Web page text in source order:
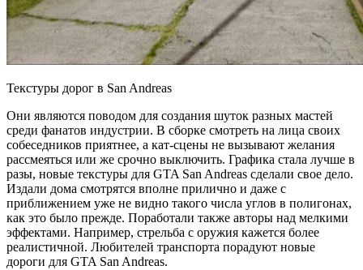
Текстуры дорог в San Andreas
Они являются поводом для создания шуток разных мастей
среди фанатов индустрии. В сборке смотреть на лица своих
собеседников приятнее, а кат-сцены не вызывают желания
рассмеяться или же срочно выключить. Графика стала лучше в
разы, новые текстуры для GTA San Andreas сделали свое дело.
Издали дома смотрятся вполне прилично и даже с
приближением уже не видно такого числа углов в полигонах,
как это было прежде. Поработали также авторы над мелкими
эффектами. Например, стрельба с оружия кажется более
реалистичной. Любителей транспорта порадуют новые
дороги для GTA San Andreas.